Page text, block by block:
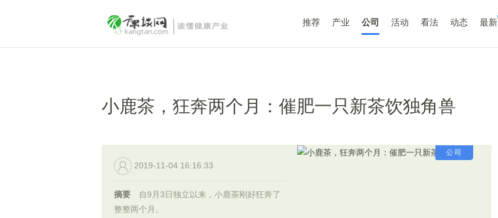
推荐 产业 公司 活动 看法 动态 最新
小鹿茶，狂奔两个月：催肥一只新茶饮独角兽
公司
2019-11-04 16:16:33
摘要
自9月3日独立以来，小鹿茶刚好狂奔了
整整两个月。